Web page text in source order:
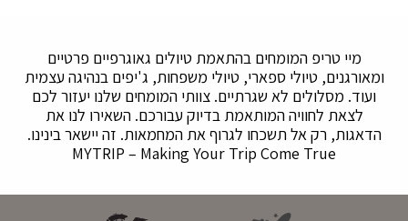
מיי טריפ המומחים בהתאמת טיולים גאוגרפיים פרטיים
ומאורגנים, טיולי ספארי, טיולי משפחות, ג'יפים בנהיגה עצמית
ועוד. מסלולים לא שגרתיים. צוותי המומחים שלנו יעזור לכם
לצאת לחוויה המותאמת בדיוק עבורכם. השאירו לנו את
הדאגות, רק אל תשכחו לגרוף את המחמאות. זה יישאר בינינו.
MYTRIP – Making Your Trip Come True